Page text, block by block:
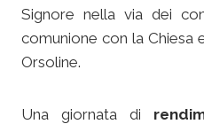
Signore nella via dei
comunione con la Chiesa
Orsoline.
Una giornata di